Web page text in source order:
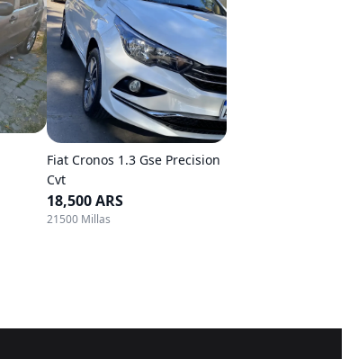
Fiat Cronos 1.3 Gse Precision
Cvt
18,500 ARS
21500 Millas